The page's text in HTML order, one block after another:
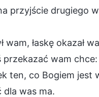
przyjście drugiego
wam, łaskę okazał
przekazać wam chce:
ten, co Bogiem jest
was ma.